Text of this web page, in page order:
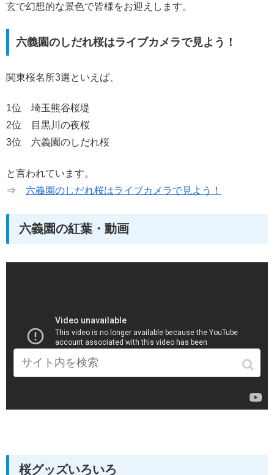
玄で幻想的な景色で皆様をお迎えします。
六義園のしだれ桜はライブカメラで見よう！
関東桜名所3選といえば、
1位 埼玉熊谷桜堤
2位 目黒川の夜桜
3位 六義園のしだれ桜
と言われています。
⇒ 六義園のしだれ桜はライブカメラで見よう！
六義園の紅葉・動画
桜グッズいろいろ